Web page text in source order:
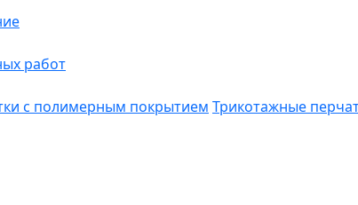
работ
с полимерным покрытием Трикотажные